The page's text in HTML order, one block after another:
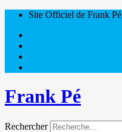
Site Officiel de Frank Pé
Frank Pé
Rechercher